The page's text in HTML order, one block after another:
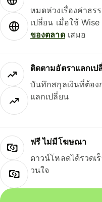
หมดห่วงเรื่องค่าธร
เปลี่ยน เมื่อใช้
ของตลาดเสมอ
ติดตามอัตราแลกเป
บันทึกสกุลเงินที่ต้อง
แลกเปลี่ยน
ฟรี ไม่มีโฆษณา
ดาวน์โหลดได้รวด
วนใจ